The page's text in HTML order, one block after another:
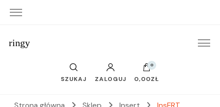
ringy
SZUKAJ ZALOGUJ
0
0,00ZŁ